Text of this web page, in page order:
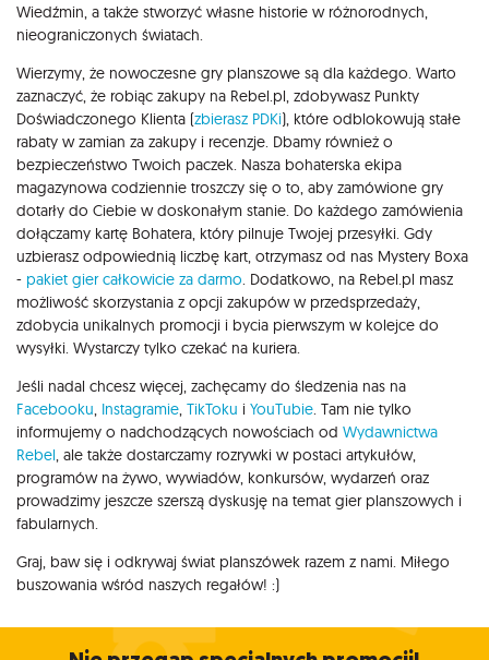
Wiedźmin, a także stworzyć własne historie w różnorodnych,
nieograniczonych światach.
Wierzymy, że nowoczesne gry planszowe są dla każdego. Warto
zaznaczyć, że robiąc zakupy na Rebel.pl, zdobywasz Punkty
Doświadczonego Klienta (zbierasz PDKi), które odblokowują stałe
rabaty w zamian za zakupy i recenzje. Dbamy również o
bezpieczeństwo Twoich paczek. Nasza bohaterska ekipa
magazynowa codziennie troszczy się o to, aby zamówione gry
dotarły do Ciebie w doskonałym stanie. Do każdego zamówienia
dołączamy kartę Bohatera, który pilnuje Twojej przesyłki. Gdy
uzbierasz odpowiednią liczbę kart, otrzymasz od nas Mystery Boxa
- pakiet gier całkowicie za darmo. Dodatkowo, na Rebel.pl masz
możliwość skorzystania z opcji zakupów w przedsprzedaży,
zdobycia unikalnych promocji i bycia pierwszym w kolejce do
wysyłki. Wystarczy tylko czekać na kuriera.
Jeśli nadal chcesz więcej, zachęcamy do śledzenia nas na
Facebooku, Instagramie, TikToku i YouTubie. Tam nie tylko
informujemy o nadchodzących nowościach od Wydawnictwa
Rebel, ale także dostarczamy rozrywki w postaci artykułów,
programów na żywo, wywiadów, konkursów, wydarzeń oraz
prowadzimy jeszcze szerszą dyskusję na temat gier planszowych i
fabularnych.
Graj, baw się i odkrywaj świat planszówek razem z nami. Miłego
buszowania wśród naszych regałów! :)